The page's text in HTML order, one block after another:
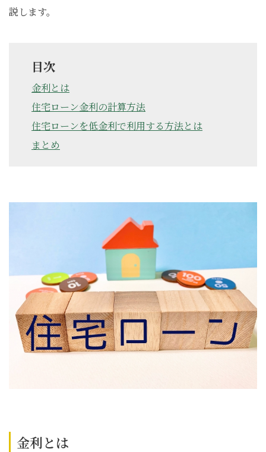
説します。
目次
金利とは
住宅ローン金利の計算方法
住宅ローンを低金利で利用する方法とは
まとめ
金利とは